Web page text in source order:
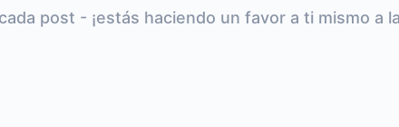
post - ¡estás haciendo un favor a ti mismo a